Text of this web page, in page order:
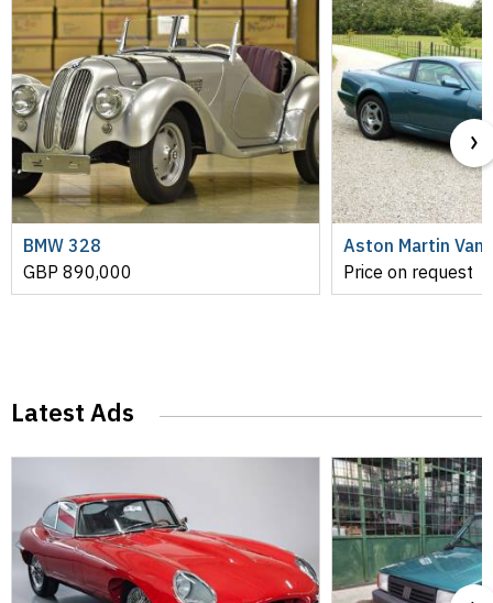
BMW 328
GBP 890,000
Aston Martin
Price on request
Latest Ads